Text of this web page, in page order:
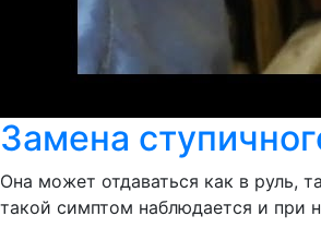
Замена
Она может отдаваться как в руль,
такой симптом наблюдается и при